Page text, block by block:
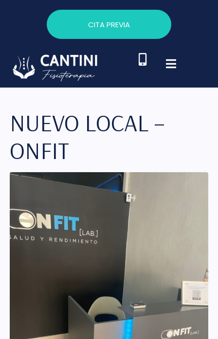
CITA PREVIA
NUEVO LOCAL –
ONFIT